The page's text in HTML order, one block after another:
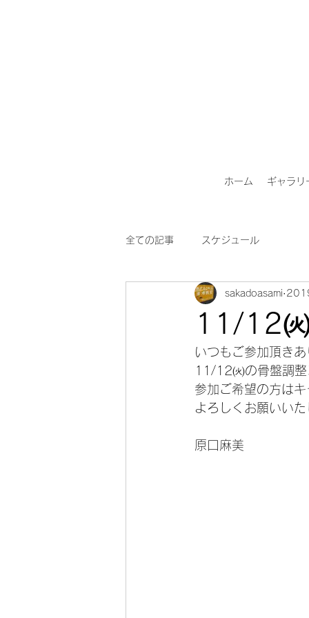
ホーム ギャラリ
全ての記事 スケジュール
11/12㈫
sakadoasami
いつもご参加頂きあ
11/12㈫の骨盤調整
参加ご希望の方は
よろしくお願いいた
原口麻美